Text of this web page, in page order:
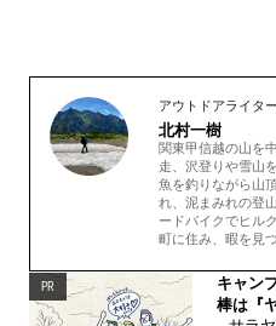
アウトドアライター
北村一樹
関東甲信越の山を
走、沢登りや雪山
魚を釣りながら山
れ、泥まみれの登
ードバイクでヒル
町に住み、暇を見
PR
キャン
棒は『